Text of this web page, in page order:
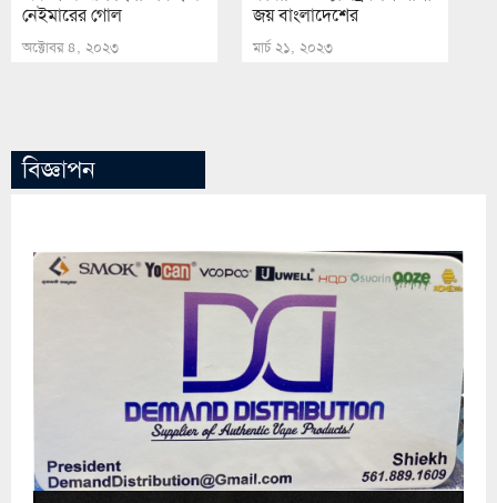
নেইমারের গোল
অক্টোবর ৪, ২০২৩
জয় বাংলাদেশের
মার্চ ২১, ২০২৩
বিজ্ঞাপন